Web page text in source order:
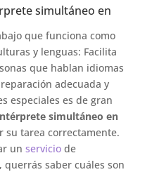
simultáneo en
que funciona como
y lenguas: Facilita
que hablan idiomas
adecuada y
especiales es de gran
simultáneo en
tarea correctamente.
un serviciode
saber cuáles son